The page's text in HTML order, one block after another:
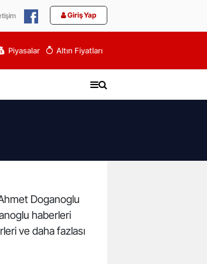
Giriş Yap
Piyasalar Altın Fiyatları
Doganoglu
haberleri
ve daha fazlası